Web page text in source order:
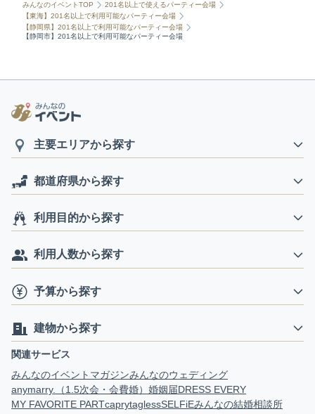
みんなのイベントTOP
201名以上で使えるパーティー会場
【東海】201名以上で利用可能なパーティー会場
【静岡県】201名以上で利用可能なパーティー会場
【静岡市】201名以上で利用可能なパーティー会場
主要エリアから探す
都道府県から探す
利用目的から探す
利用人数から探す
予算から探す
建物から探す
関連サービス
みんなのイベントマガジンみんなのウェディング
anymarry.（1.5次会・会費婚） 婚姻届DRESS EVERY
MY FAVORITE PARTcaprytaglessSELFiEみんなの結婚相談所